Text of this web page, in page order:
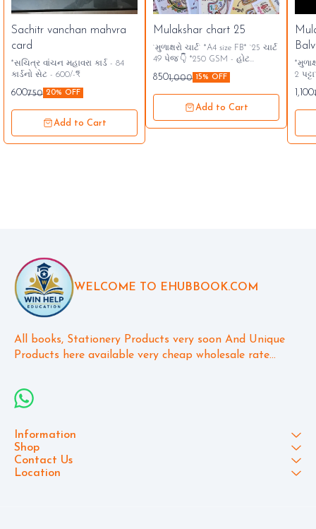
Sachitr vanchan mahvra
card
*સચિત્ર વાંચન મહાવરા કાર્ડ - 84
કાર્ડનો સેટ - 600/-₹*
600750 20% OFF
Add to Cart
Mulakshar chart 25
`મુળાક્ષરો ચાર્ટ` *A4 size FB* `25 ચાર્ટ
49 પેજ`👇 *250 GSM - હોટ
પાછળ પ્રિન્ટ ચાર્ટ 25
8501,000 15% OFF
Add to Cart
2 પટ્ટા`* *બાલ વાટિકા અને
સંપર્ક...👇🏻
1,100
WELCOME TO EHUBBOOK.COM
All books, Stationery Products very soon And Unique
Products here available very cheap wholesale rate...
Information
Shop
Contact Us
Location